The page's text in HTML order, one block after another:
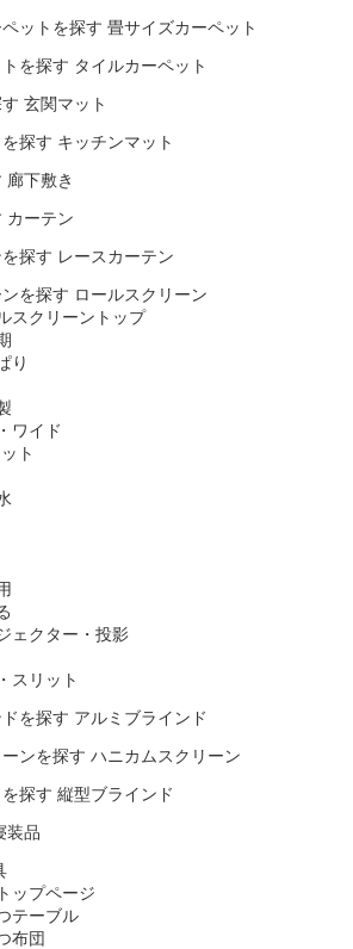
畳サイズカーペット
タイルカーペット
玄関マット
キッチンマット
廊下敷き
カーテン
レースカーテン
ロールスクリーン
スクリーントップ
り
ワイド
ト
ェクター・投影
スリット
アルミブラインド
ハニカムスクリーン
縦型ブラインド
装品
ップページ
テーブル
布団